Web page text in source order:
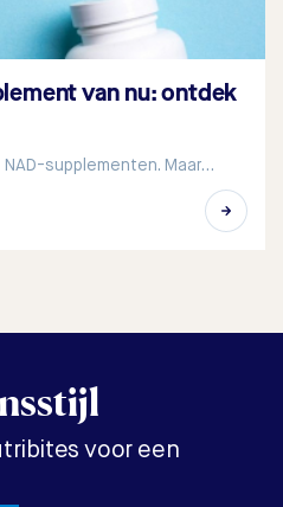
van nu: ontdek
supplementen. Maar…
voor een